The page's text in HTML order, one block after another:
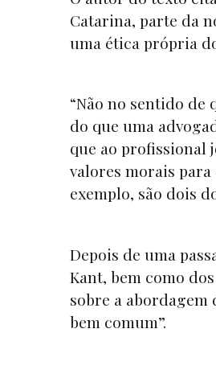
Catarina, parte da
uma ética própria
“Não no sentido de
do que uma
que ao profissional
valores morais
exemplo, são dois
Depois de uma
Kant, bem como
sobre a abordagem
bem comum”.